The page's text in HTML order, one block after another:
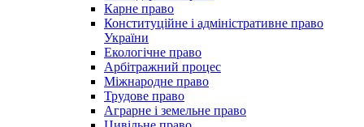
Карне право
Конституційне і адміністративне право
України
Екологічне право
Арбітражний процес
Міжнародне право
Трудове право
Аграрне і земельне право